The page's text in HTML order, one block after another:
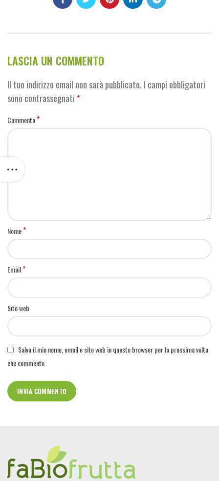
LASCIA UN COMMENTO
Il tuo indirizzo email non sarà pubblicato. I campi obbligatori
sono contrassegnati *
Commento*
Nome*
Email*
Sito web
Salva il mio nome, email e sito web in questo browser per la prossima volta
che commento.